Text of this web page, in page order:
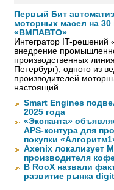
Первый Бит
моторных масел на
«ВМПАВТО»
Интегратор IT-
внедрение
производственных
Петербург), одного из
производителей
настоящий …
Smart Engines
2025 года
«Экспанта»
APS-контура для
покупки
Axenix локализует
производителя
В RooX назвали
развитие рынка